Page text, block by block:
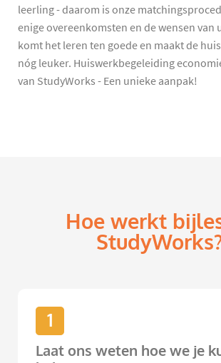
leerling - daarom is onze
enige overeenkomsten en de wensen van
komt het leren ten goede en maakt de
nóg leuker. Huiswerkbegeleiding
van StudyWorks - Een unieke aanpak!
Hoe werkt
1
Laat ons weten hoe we je